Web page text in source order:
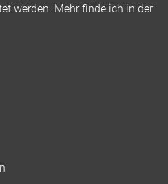
werden. Mehr finde ich in der